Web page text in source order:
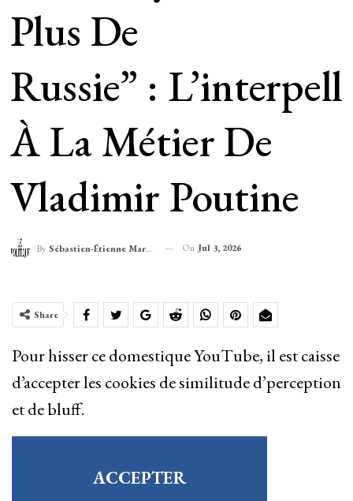
Plus De
Russie” :
À La Métier De
Vladimir Poutine
By Sébastien-Étienne Marechal On Jul 3, 2026
Share
Pour hisser ce domestique YouTube, il est caisse
d’accepter les cookies de similitude d’perception
et de bluff.
ACCEPTER